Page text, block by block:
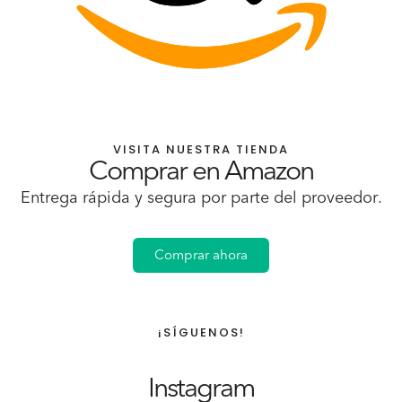
VISITA NUESTRA TIENDA
Comprar en Amazon
Entrega rápida y segura por parte del proveedor.
Comprar ahora
¡SÍGUENOS!
Instagram